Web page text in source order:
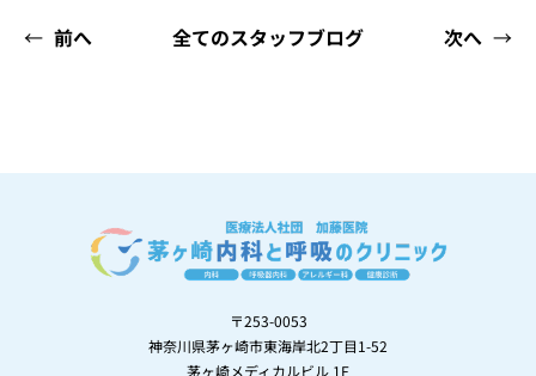
← 前へ 全てのスタッフブログ 次へ →
〒253-0053
神奈川県茅ヶ崎市東海岸北2丁目1-52
茅ヶ崎メディカルビル 1F